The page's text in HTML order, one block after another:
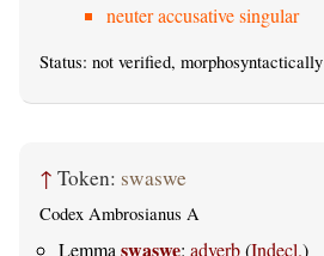
neuter accusative singular
Status: not verified, morphosyntactically
↑ Token: swaswe
Codex Ambrosianus A
Lemma swaswe: adverb(Indecl.)